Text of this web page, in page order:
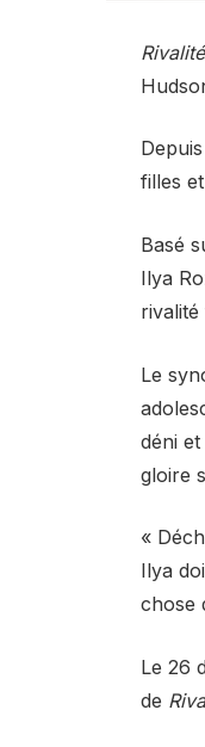
filles
Basé
Ilya
Le
déni
gloire
«
Ilya
chose
Le 26
de